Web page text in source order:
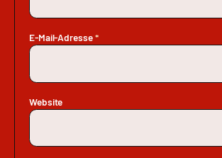
E-Mail-Adresse*
Website